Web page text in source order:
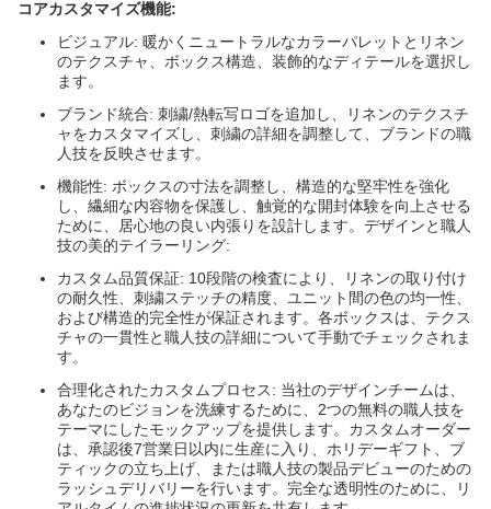
コアカスタマイズ機能:
ビジュアル: 暖かくニュートラルなカラーパレットとリネン
のテクスチャ、ボックス構造、装飾的なディテールを選択し
ます。
ブランド統合: 刺繍/熱転写ロゴを追加し、リネンのテクスチ
ャをカスタマイズし、刺繍の詳細を調整して、ブランドの職
人技を反映させます。
機能性: ボックスの寸法を調整し、構造的な堅牢性を強化
し、繊細な内容物を保護し、触覚的な開封体験を向上させる
ために、居心地の良い内張りを設計します。デザインと職人
技の美的テイラーリング:
カスタム品質保証: 10段階の検査により、リネンの取り付け
の耐久性、刺繍ステッチの精度、ユニット間の色の均一性、
および構造的完全性が保証されます。各ボックスは、テクス
チャの一貫性と職人技の詳細について手動でチェックされま
す。
合理化されたカスタムプロセス: 当社のデザインチームは、
あなたのビジョンを洗練するために、2つの無料の職人技を
テーマにしたモックアップを提供します。カスタムオーダー
は、承認後7営業日以内に生産に入り、ホリデーギフト、ブ
ティックの立ち上げ、または職人技の製品デビューのための
ラッシュデリバリーを行います。完全な透明性のために、リ